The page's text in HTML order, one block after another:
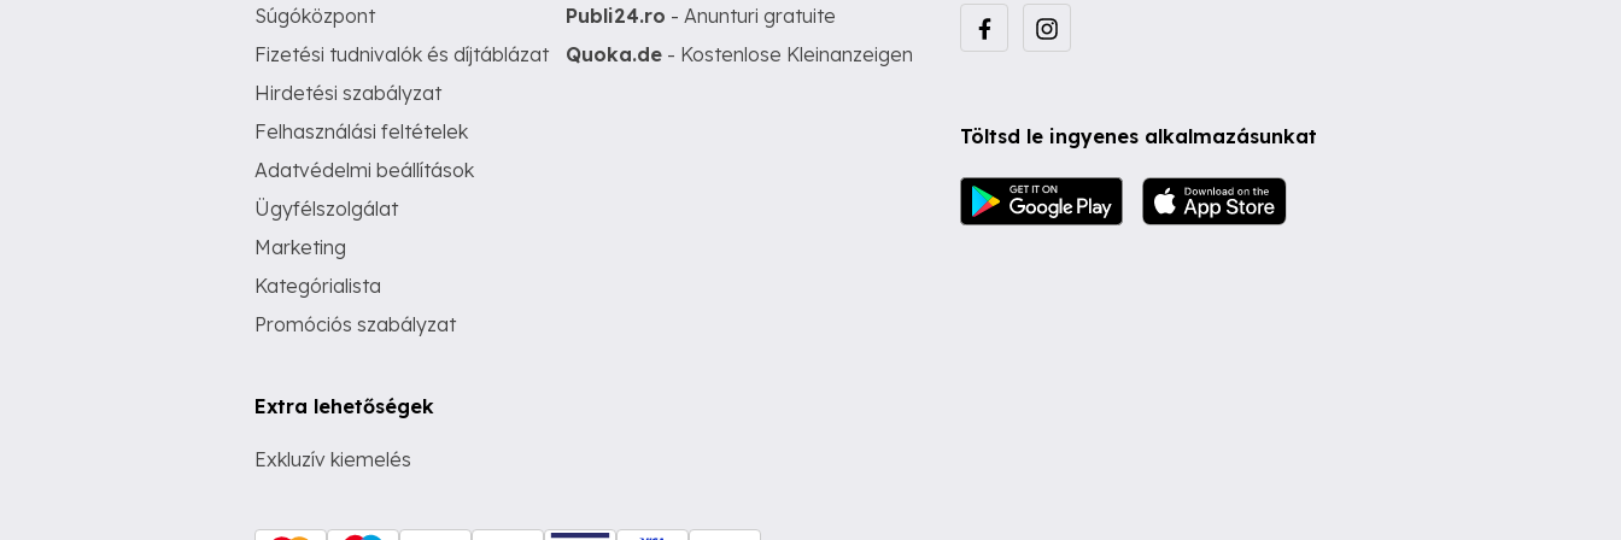
Súgóközpont
Fizetési tudnivalók és díjtáblázat
Hirdetési szabályzat
Felhasználási feltételek
Adatvédelmi beállítások
Ügyfélszolgálat
Marketing
Kategórialista
Promóciós szabályzat
Extra lehetőségek
Exkluzív kiemelés
Publi24.ro - Anunturi gratuite
Quoka.de - Kostenlose Kleinanzeigen
Töltsd le ingyenes alkalmazásunkat